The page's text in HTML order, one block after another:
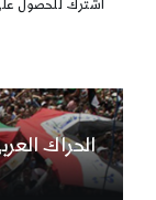
اشترك للحصول
الحراك